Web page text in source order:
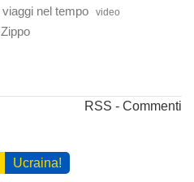
viaggi nel tempo video
Zippo
RSS - Commenti
Ucraina!